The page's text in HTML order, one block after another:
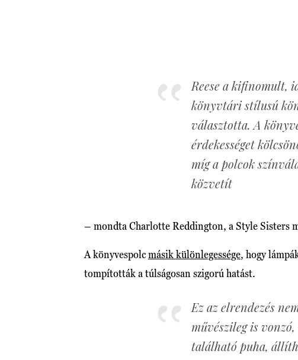
Reese a kifinomult,
könyvtári stílusú
választotta. A
érdekességet
míg a polcok
közvetít
– mondta Charlotte Reddington, a Style Sisters
A könyvespolcmásik különlegessége, hogy
tompították a túlságosan szigorú hatást.
Ez az elrendezés
művészileg is
található puha,